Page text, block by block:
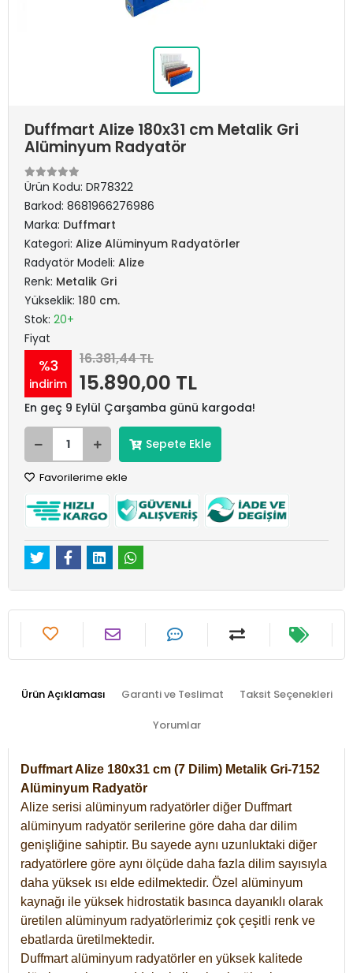
Duffmart Alize 180x31 cm Metalik Gri
Alüminyum Radyatör
Ürün Kodu: DR78322
Barkod: 8681966276986
Marka: Duffmart
Kategori: Alize Alüminyum Radyatörler
Radyatör Modeli: Alize
Renk: Metalik Gri
Yükseklik: 180 cm.
Stok: 20+
Fiyat
%3
indirim
16.381,44 TL
15.890,00 TL
En geç 9 Eylül Çarşamba günü kargoda!
Sepete Ekle
Favorilerime ekle
Ürün Açıklaması Garanti ve Teslimat Taksit Seçenekleri
Yorumlar
Duffmart Alize 180x31 cm (7 Dilim) Metalik Gri-7152
Alüminyum Radyatör
Alize serisi alüminyum radyatörler diğer Duffmart
alüminyum radyatör serilerine göre daha dar dilim
genişliğine sahiptir. Bu sayede aynı uzunluktaki diğer
radyatörlere göre aynı ölçüde daha fazla dilim sayısıyla
daha yüksek ısı elde edilmektedir. Özel alüminyum
kaynağı ile yüksek hidrostatik basınca dayanıklı olarak
üretilen alüminyum radyatörlerimiz çok çeşitli renk ve
ebatlarda üretilmektedir.
Duffmart alüminyum radyatörler en yüksek kalitede